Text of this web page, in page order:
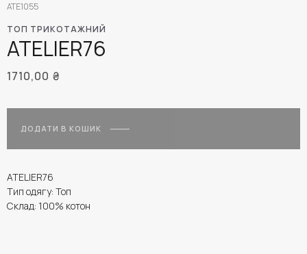
ТОП ТРИКОТАЖНИЙ
ATELIER76
ATE1055
1710,00 ₴
ДОДАТИ В КОШИК
ATELIER76
Тип одягу: Топ
Склад: 100% котон